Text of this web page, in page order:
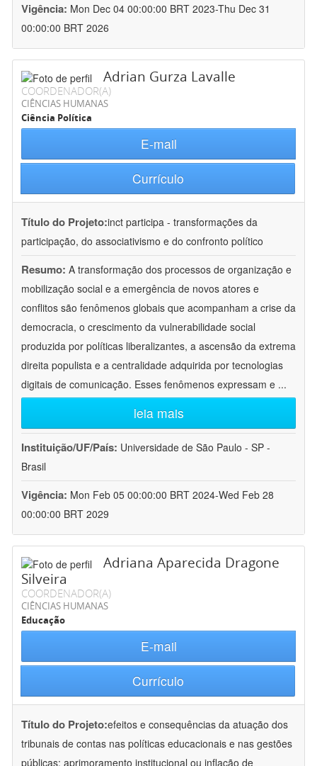
Vigência: Mon Dec 04 00:00:00 BRT 2023-Thu Dec 31
00:00:00 BRT 2026
Adrian Gurza Lavalle
COORDENADOR(A)
CIÊNCIAS HUMANAS
Ciência Política
E-mail
Currículo
Título do Projeto:inct participa - transformações da
participação, do associativismo e do confronto político
Resumo: A transformação dos processos de organização e
mobilização social e a emergência de novos atores e
conflitos são fenômenos globais que acompanham a crise da
democracia, o crescimento da vulnerabilidade social
produzida por políticas liberalizantes, a ascensão da extrema
direita populista e a centralidade adquirida por tecnologias
digitais de comunicação. Esses fenômenos expressam e ...
leia mais
Instituição/UF/País: Universidade de São Paulo - SP -
Brasil
Vigência: Mon Feb 05 00:00:00 BRT 2024-Wed Feb 28
00:00:00 BRT 2029
Adriana Aparecida Dragone
Silveira
COORDENADOR(A)
CIÊNCIAS HUMANAS
Educação
E-mail
Currículo
Título do Projeto:efeitos e consequências da atuação dos
tribunais de contas nas políticas educacionais e nas gestões
públicas: aprimoramento institucional ou inflação de